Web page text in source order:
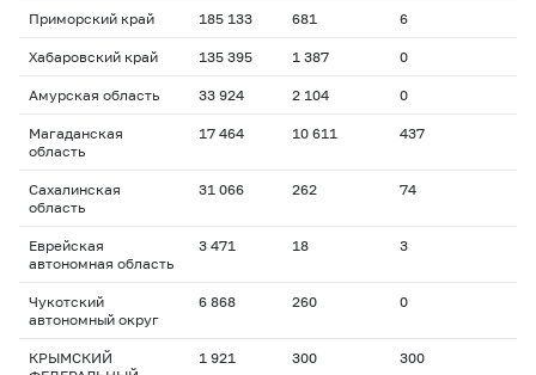
Приморский край 185 133 681 6
Хабаровский край 135 395 1 387 0
Амурская область 33 924 2 104 0
Магаданская
область
17 464 10 611 437
Сахалинская
область
31 066 262 74
Еврейская
автономная область
3 471 18 3
Чукотский
автономный округ
6 868 260 0
КРЫМСКИЙ
1 921 300 300